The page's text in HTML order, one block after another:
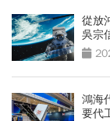
從放
吳宗
鴻海
要代